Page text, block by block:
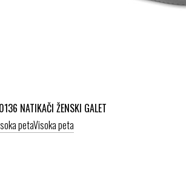
NATIKAČI ŽENSKI GALET
petaVisoka peta